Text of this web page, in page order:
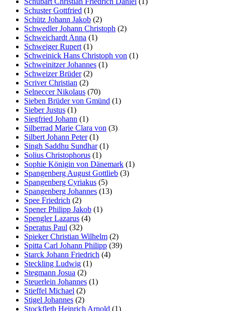
Schuster Gottfried (1)
Schütz Johann Jakob (2)
Schwedler Johann Christoph (2)
Schweichardt Anna (1)
Schweiger Rupert (1)
Schweinick Hans Christoph von (1)
Schweinitzer Johannes (1)
Schweizer Brüder(2)
Scriver Christian (2)
Selneccer Nikolaus (70)
Sieben Brüder von Gmünd (1)
Sieber Justus (1)
Siegfried Johann (1)
Silberrad Marie Clara von (3)
Silbert Johann Peter(1)
Singh Saddhu Sundhar(1)
Solius Christophorus (1)
Sophie Königin von Dänemark (1)
Spangenberg August Gottlieb (3)
Spangenberg Cyriakus (5)
Spangenberg Johannes (13)
Spee Friedrich (2)
Spener Philipp Jakob (1)
Spengler Lazarus (4)
Speratus Paul (32)
Spieker Christian Wilhelm (2)
Spitta Carl Johann Philipp (39)
Starck Johann Friedrich (4)
Steckling Ludwig (1)
Stegmann Josua (2)
Steuerlein Johannes (1)
Stieffel Michael (2)
Stigel Johannes (2)
Stockfleth Heinrich Arnold (1)